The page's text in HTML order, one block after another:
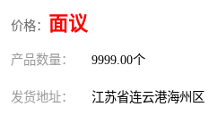
价格： 面议
产品数量： 9999.00个
发货地址： 江苏省连云港海州区